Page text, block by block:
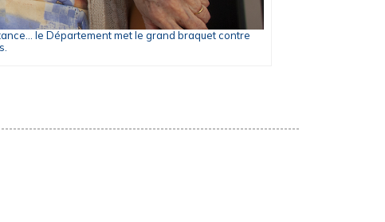
le Département met le grand braquet contre